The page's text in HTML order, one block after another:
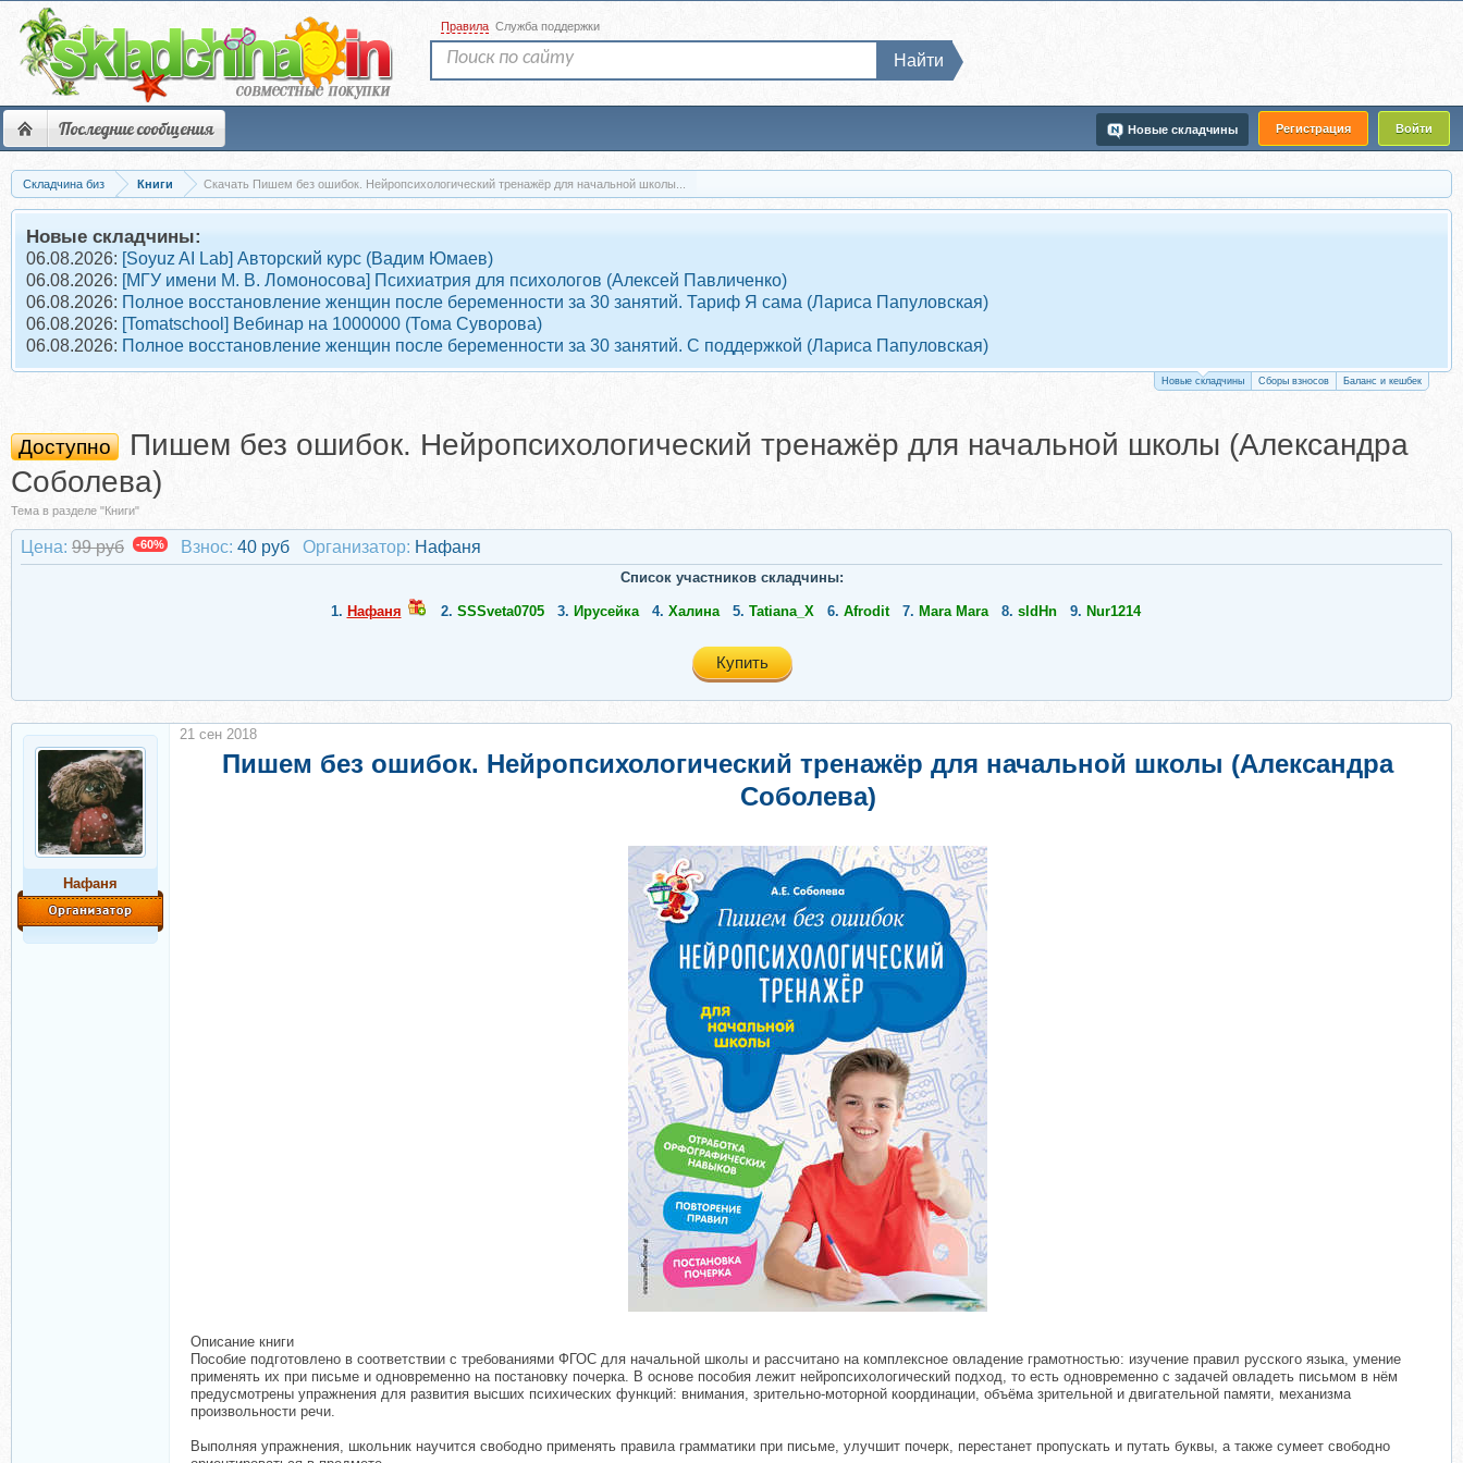
Последние сообщения Регистрация Войти
Новые складчины
Правила Служба поддержки
Найти
Складчина биз Книги Скачать Пишем без ошибок. Нейропсихологический тренажёр для начальной школы...
Новые складчины:
06.08.2026: [Soyuz AI Lab] Авторский курс (Вадим Юмаев)
06.08.2026: [МГУ имени М. В. Ломоносова] Психиатрия для психологов (Алексей Павличенко)
06.08.2026: Полное восстановление женщин после беременности за 30 занятий. Тариф Я сама (Лариса Папуловская)
06.08.2026: [Tomatschool] Вебинар на 1000000 (Тома Суворова)
06.08.2026: Полное восстановление женщин после беременности за 30 занятий. С поддержкой (Лариса Папуловская)
Новые складчины Сборы взносов Баланс и кешбек
Доступно
Пишем без ошибок. Нейропсихологический тренажёр для начальной школы (Александра
Соболева)
Тема в разделе "Книги"
Цена: 99 руб -60% Взнос: 40 руб Организатор: Нафаня
Список участников складчины:
1. Нафаня 2. SSSveta0705 3. Ирусейка 4. Халина 5. Tatiana_X 6. Afrodit 7. Мara Mara 8. sldHn 9. Nur1214
Купить
Нафаня
Пишем без ошибок. Нейропсихологический тренажёр для начальной школы (Александра
Соболева)
Описание книги
Пособие подготовлено в соответствии с требованиями ФГОС для начальной школы и рассчитано на комплексное овладение грамотностью: изучение правил русского языка, умение
применять их при письме и одновременно на постановку почерка. В основе пособия лежит нейропсихологический подход, то есть одновременно с задачей овладеть письмом в нём
предусмотрены упражнения для развития высших психических функций: внимания, зрительно-моторной координации, объёма зрительной и двигательной памяти, механизма
произвольности речи.
Выполняя упражнения, школьник научится свободно применять правила грамматики при письме, улучшит почерк, перестанет пропускать и путать буквы, а также сумеет свободно
21 сен 2018